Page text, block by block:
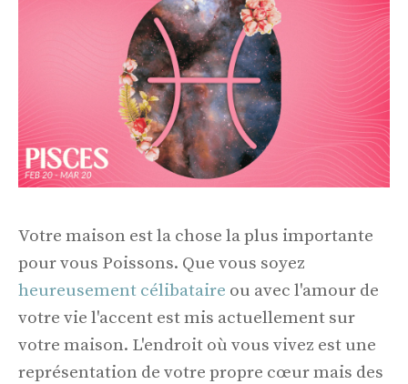
Votre maison est la chose la plus importante
pour vous Poissons. Que vous soyez
heureusement célibataire ou avec l'amour de
votre vie l'accent est mis actuellement sur
votre maison. L'endroit où vous vivez est une
représentation de votre propre cœur mais des